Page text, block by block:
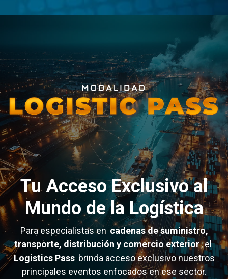
Tu Acceso Exclusivo al
Mundo de la Logística
Para especialistas en cadenas de suministro,
transporte, distribución y comercio exterior, el
Logistics Pass brinda acceso exclusivo nuestros
principales eventos enfocados en ese sector.